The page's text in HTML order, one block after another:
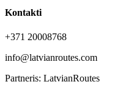
Kontakti
+371 20008768
info@latvianroutes.com
Partneris: LatvianRoutes